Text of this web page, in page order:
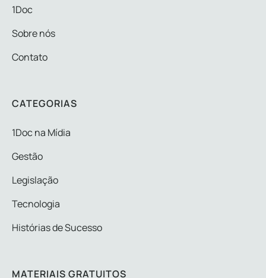
1Doc
Sobre nós
Contato
CATEGORIAS
1Doc na Mídia
Gestão
Legislação
Tecnologia
Histórias de Sucesso
MATERIAIS GRATUITOS